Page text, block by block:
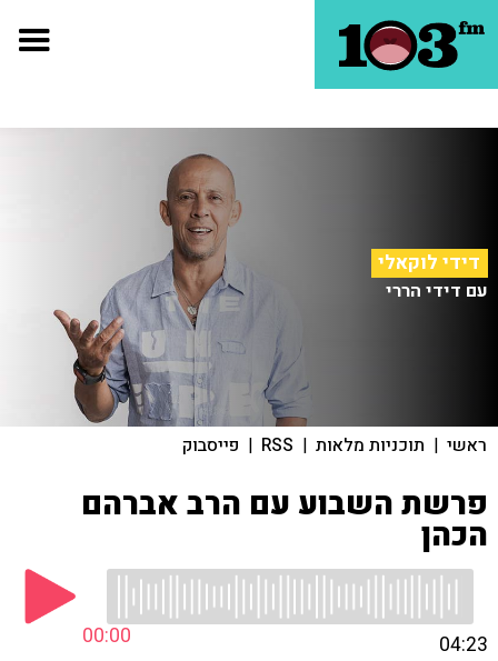
דידי לוקאלי
עם דידי הררי
ראשי | תוכניות מלאות |
RSS
| פייסבוק
פרשת השבוע עם הרב אברהם
הכהן
00:00 04:23